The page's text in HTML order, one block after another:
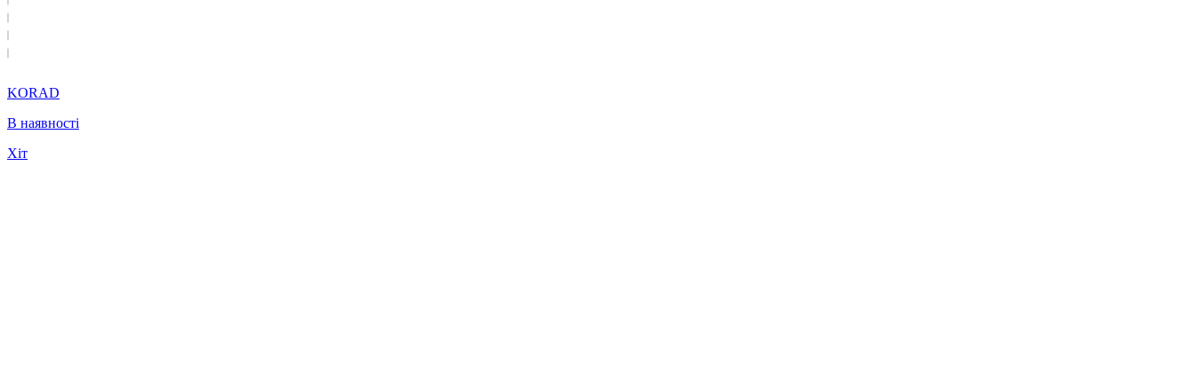
KORAD
В наявності
Хіт